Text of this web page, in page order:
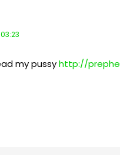
my pussyhttp://